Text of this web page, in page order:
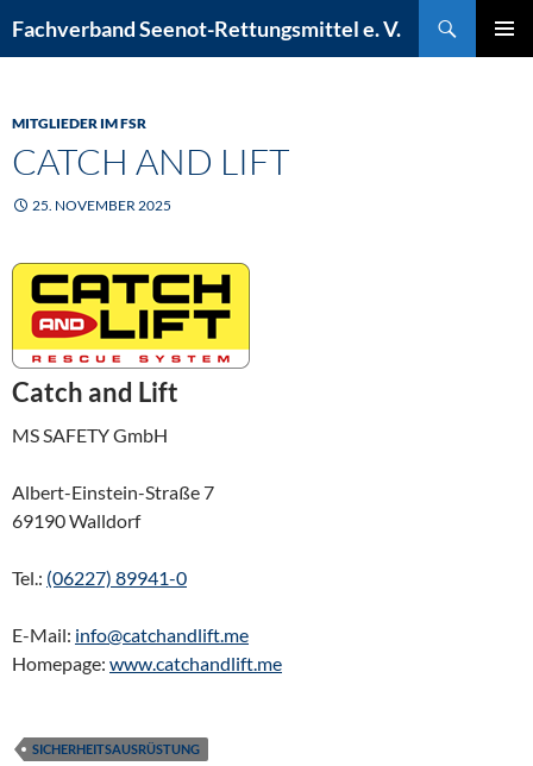
Inhalt
Fachverband Seenot-Rettungsmittel e. V.
MITGLIEDER IM FSR
CATCH AND LIFT
25. NOVEMBER 2025
Catch and Lift
MS SAFETY GmbH
Albert-Einstein-Straße 7
69190 Walldorf
Tel.: (06227) 89941-0
E-Mail: info@catchandlift.me
Homepage: www.catchandlift.me
SICHERHEITSAUSRÜSTUNG